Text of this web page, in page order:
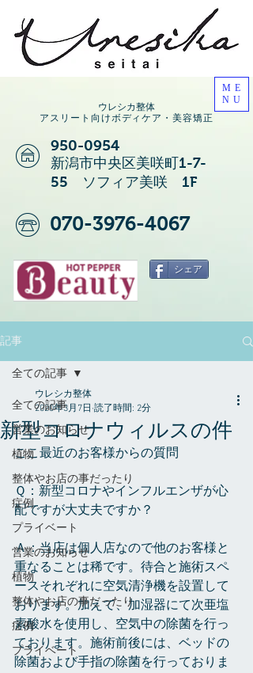
ウレシカ整体
アスリート向けボディケア・美容矯正
ME
NU
950-0954
新潟市中央区美咲町1-7-
55 ソフィア美咲 1F
070-3976-4067
シェア
記事
全ての記事
営業のお知らせ
植物
整体やお店の事だったり
症例
プライベート
営業のお知らせ
植物
整体やお店の事だったり
症例
プライベート
全ての記事
新型コロナウィルスの件
ウレシカ整体
2020年3月7日 読了時間: 2分
ここ最近のお客様からの質問
Ｑ：新型コロナやインフルエンザが心
配ですが大丈夫ですか？
Ａ：当店は個人店なので他のお客様と
重なることは稀です。待合と施術スペ
ースそれぞれに空気清浄機を設置して
おります。加えて、加湿器にて次亜塩
素酸水を使用し、空気中の除菌を行っ
ております。施術前後には、ベッドの
除菌および手指の除菌を行っておりま